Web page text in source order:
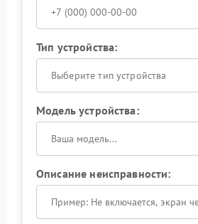
Тип устройства:
Выберите тип устройства
Модель устройства:
Описание неисправности: